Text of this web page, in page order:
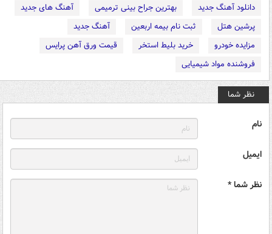
دانلود آهنگ جدید
بهترین جراح بینی ترمیمی
آهنگ های جدید
پرشین هتل
ثبت نام بیمه اربعین
آهنگ جدید
مزایده خودرو
خرید بلیط استخر
قیمت ورق آهن پرایس
فروشنده مواد شیمیایی
نظر شما
نام
ایمیل
نظر شما *